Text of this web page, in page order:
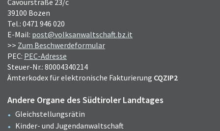
39100 Bozen
Tel.: 0471 946 020
E-Mail: post@volksanwaltschaft.bz.it
>> Zum Beschwerdeformular
PEC: PEC-Adresse
Steuer-Nr.: 80004340214
Ämterkodex für elektronische Fakturierung CQZIP2
Andere Organe des Südtiroler Landtages
Gleichstellungsrätin
Kinder- und Jugendanwaltschaft